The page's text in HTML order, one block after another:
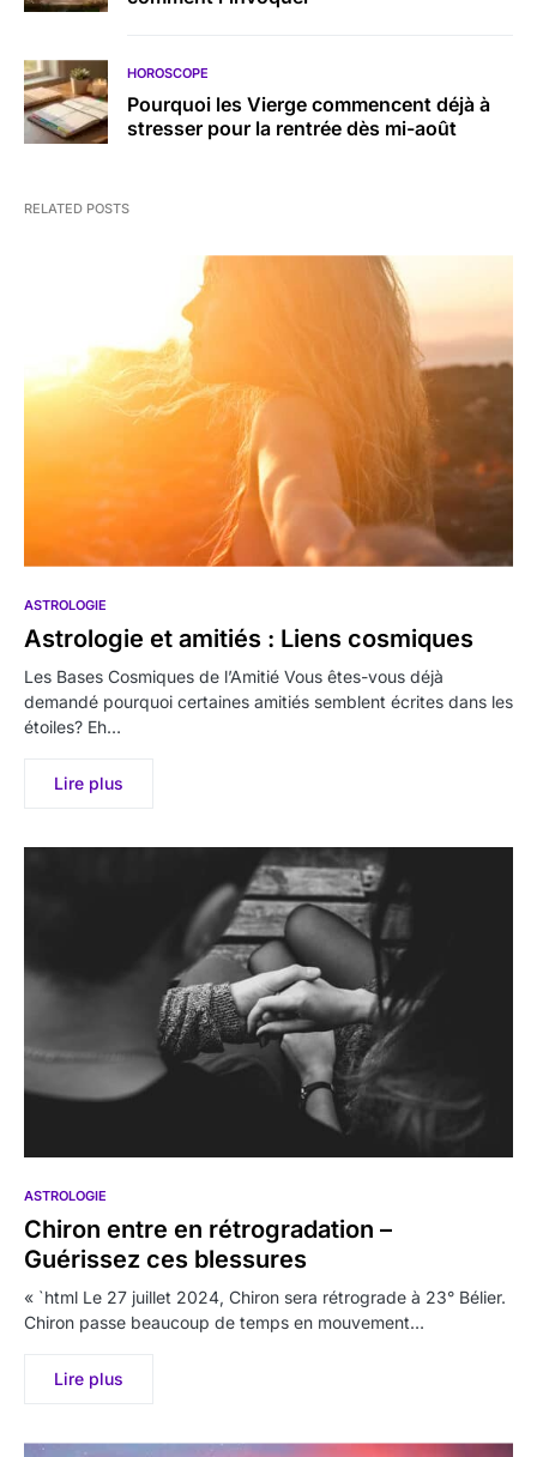
HOROSCOPE
Pourquoi les Vierge commencent déjà à
stresser pour la rentrée dès mi-août
RELATED POSTS
ASTROLOGIE
Astrologie et amitiés : Liens cosmiques
Les Bases Cosmiques de l’Amitié Vous êtes-vous déjà
demandé pourquoi certaines amitiés semblent écrites dans les
étoiles? Eh…
Lire plus
ASTROLOGIE
Chiron entre en rétrogradation –
Guérissez ces blessures
« `html Le 27 juillet 2024, Chiron sera rétrograde à 23° Bélier.
Chiron passe beaucoup de temps en mouvement…
Lire plus